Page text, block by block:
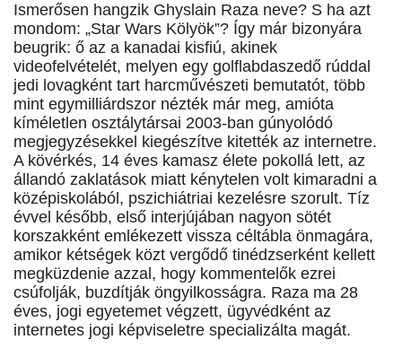
Ismerősen hangzik Ghyslain Raza neve? S ha azt
mondom: „Star Wars Kölyök”? Így már bizonyára
beugrik: ő az a kanadai kisfiú, akinek
videofelvételét, melyen egy golflabdaszedő rúddal
jedi lovagként tart harcművészeti bemutatót, több
mint egymilliárdszor nézték már meg, amióta
kíméletlen osztálytársai 2003-ban gúnyolódó
megjegyzésekkel kiegészítve kitették az internetre.
A kövérkés, 14 éves kamasz élete pokollá lett, az
állandó zaklatások miatt kénytelen volt kimaradni a
középiskolából, pszichiátriai kezelésre szorult. Tíz
évvel később, első interjújában nagyon sötét
korszakként emlékezett vissza céltábla önmagára,
amikor kétségek közt vergődő tinédzserként kellett
megküzdenie azzal, hogy kommentelők ezrei
csúfolják, buzdítják öngyilkosságra. Raza ma 28
éves, jogi egyetemet végzett, ügyvédként az
internetes jogi képviseletre specializálta magát.